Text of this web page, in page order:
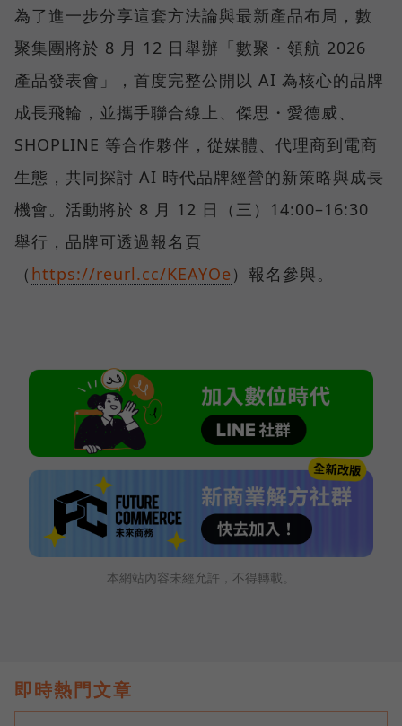
為了進一步分享這套方法論與最新產品布局，數
聚集團將於 8 月 12 日舉辦「數聚・領航 2026
產品發表會」，首度完整公開以 AI 為核心的品牌
成長飛輪，並攜手聯合線上、傑思・愛德威、
SHOPLINE 等合作夥伴，從媒體、代理商到電商
生態，共同探討 AI 時代品牌經營的新策略與成長
機會。活動將於 8 月 12 日（三）14:00–16:30
舉行，品牌可透過報名頁
（ https://reurl.cc/KEAYOe ）報名參與。
本網站內容未經允許，不得轉載。
即時熱門文章